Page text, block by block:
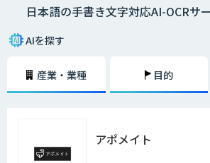
語の読み取りは精度が心配」といった日本語の
れた文字列や画像データからの読み取り、手書き
語のOCRの読み取り精度は格段に向上しています
スのパソコン上で行うサービスを選べば、社外に
るためのAIーOCRの導入を検討しておくことがDX
日本語の手書き文字対応AI-OCRサ
AIを探す
産業・業種 目的
アポメイト